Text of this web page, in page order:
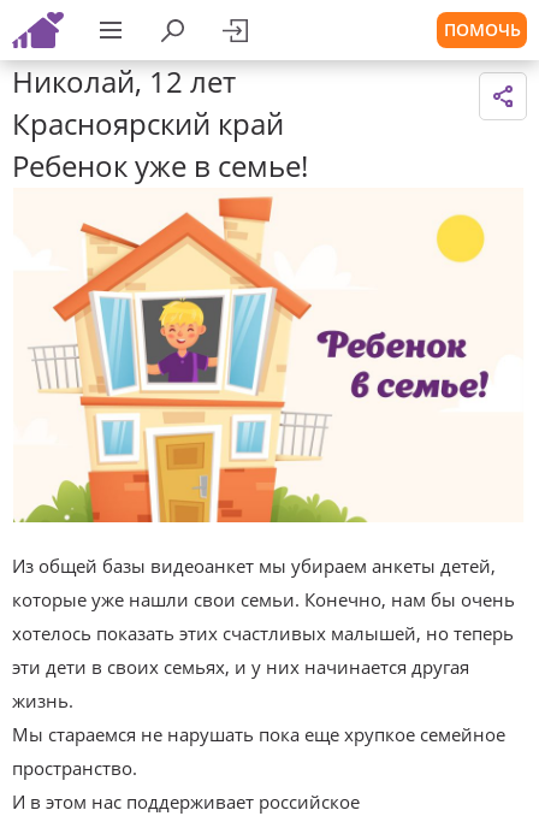
ПОМОЧЬ
Николай, 12 лет
Красноярский край
Ребенок уже в семье!
Из общей базы видеоанкет мы убираем анкеты детей,
которые уже нашли свои семьи. Конечно, нам бы очень
хотелось показать этих счастливых малышей, но теперь
эти дети в своих семьях, и у них начинается другая
жизнь.
Мы стараемся не нарушать пока еще хрупкое семейное
пространство.
И в этом нас поддерживает российское